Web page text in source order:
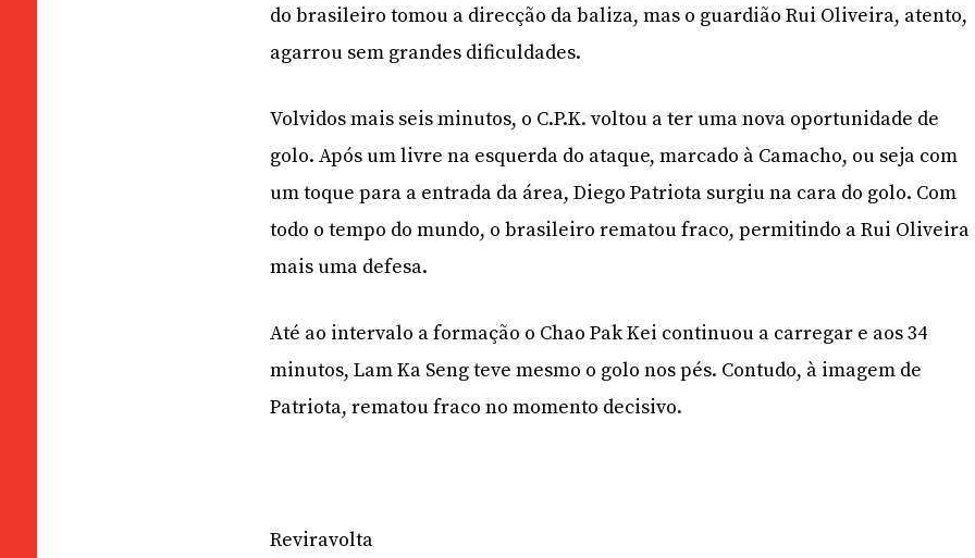
do brasileiro tomou a direcção da baliza, mas o guardião Rui Oliveira, atento,
agarrou sem grandes dificuldades.
Volvidos mais seis minutos, o C.P.K. voltou a ter uma nova oportunidade de
golo. Após um livre na esquerda do ataque, marcado à Camacho, ou seja com
um toque para a entrada da área, Diego Patriota surgiu na cara do golo. Com
todo o tempo do mundo, o brasileiro rematou fraco, permitindo a Rui Oliveira
mais uma defesa.
Até ao intervalo a formação o Chao Pak Kei continuou a carregar e aos 34
minutos, Lam Ka Seng teve mesmo o golo nos pés. Contudo, à imagem de
Patriota, rematou fraco no momento decisivo.
Reviravolta